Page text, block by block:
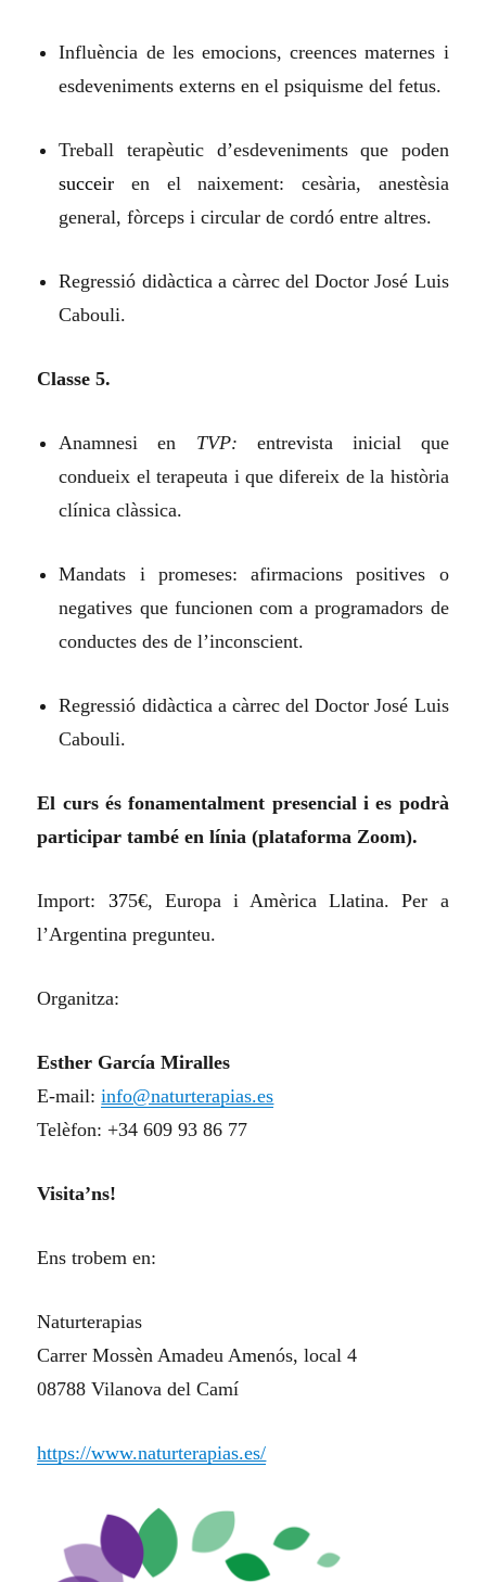
Influència de les emocions, creences maternes i
esdeveniments externs en el psiquisme del fetus.
Treball terapèutic d’esdeveniments que poden
succeir en el naixement: cesària, anestèsia
general, fòrceps i circular de cordó entre altres.
Regressió didàctica a càrrec del Doctor José Luis
Cabouli.
Classe 5.
Anamnesi en TVP: entrevista inicial que
condueix el terapeuta i que difereix de la història
clínica clàssica.
Mandats i promeses: afirmacions positives o
negatives que funcionen com a programadors de
conductes des de l’inconscient.
Regressió didàctica a càrrec del Doctor José Luis
Cabouli.
El curs és fonamentalment presencial i es podrà
participar també en línia (plataforma Zoom).
Import: 375€, Europa i Amèrica Llatina. Per a
l’Argentina pregunteu.
Organitza:
Esther García Miralles
E-mail:info@naturterapias.es
Telèfon: +34 609 93 86 77
Visita’ns!
Ens trobem en:
Naturterapias
Carrer Mossèn Amadeu Amenós, local 4
08788 Vilanova del Camí
https://www.naturterapias.es/